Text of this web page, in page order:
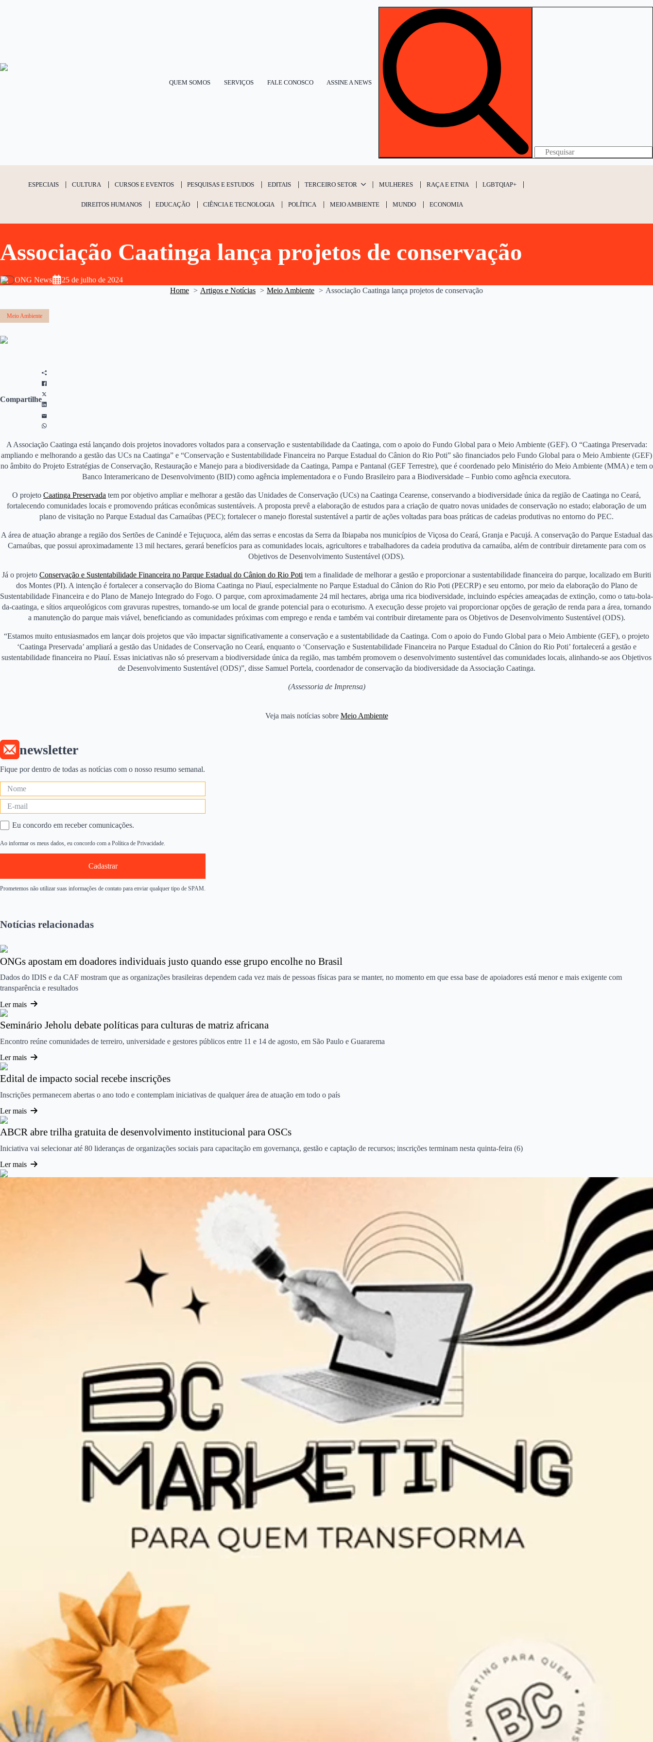
QUEM SOMOS SERVIÇOS FALE CONOSCO ASSINE A NEWS
ESPECIAIS CULTURA CURSOS E EVENTOS PESQUISAS E ESTUDOS EDITAIS TERCEIRO SETOR MULHERES RAÇA E ETNIA LGBTQIAP+
DIREITOS HUMANOS EDUCAÇÃO CIÊNCIA E TECNOLOGIA POLÍTICA MEIO AMBIENTE MUNDO ECONOMIA
Associação Caatinga lança projetos de conservação
ONG News
25 de julho de 2024
Home
Artigos e Notícias Meio Ambiente Associação Caatinga lança projetos de conservação
Meio Ambiente
Compartilhe
A Associação Caatinga está lançando dois projetos inovadores voltados para a conservação e sustentabilidade da Caatinga, com o apoio do Fundo Global para o Meio Ambiente (GEF). O “Caatinga Preservada:
ampliando e melhorando a gestão das UCs na Caatinga” e “Conservação e Sustentabilidade Financeira no Parque Estadual do Cânion do Rio Poti” são financiados pelo Fundo Global para o Meio Ambiente (GEF)
no âmbito do Projeto Estratégias de Conservação, Restauração e Manejo para a biodiversidade da Caatinga, Pampa e Pantanal (GEF Terrestre), que é coordenado pelo Ministério do Meio Ambiente (MMA) e tem o
Banco Interamericano de Desenvolvimento (BID) como agência implementadora e o Fundo Brasileiro para a Biodiversidade – Funbio como agência executora.
O projeto Caatinga Preservada tem por objetivo ampliar e melhorar a gestão das Unidades de Conservação (UCs) na Caatinga Cearense, conservando a biodiversidade única da região de Caatinga no Ceará,
fortalecendo comunidades locais e promovendo práticas econômicas sustentáveis. A proposta prevê a elaboração de estudos para a criação de quatro novas unidades de conservação no estado; elaboração de um
plano de visitação no Parque Estadual das Carnaúbas (PEC); fortalecer o manejo florestal sustentável a partir de ações voltadas para boas práticas de cadeias produtivas no entorno do PEC.
A área de atuação abrange a região dos Sertões de Canindé e Tejuçuoca, além das serras e encostas da Serra da Ibiapaba nos municípios de Viçosa do Ceará, Granja e Pacujá. A conservação do Parque Estadual das
Carnaúbas, que possui aproximadamente 13 mil hectares, gerará benefícios para as comunidades locais, agricultores e trabalhadores da cadeia produtiva da carnaúba, além de contribuir diretamente para com os
Objetivos de Desenvolvimento Sustentável (ODS).
Já o projeto Conservação e Sustentabilidade Financeira no Parque Estadual do Cânion do Rio Poti tem a finalidade de melhorar a gestão e proporcionar a sustentabilidade financeira do parque, localizado em Buriti
dos Montes (PI). A intenção é fortalecer a conservação do Bioma Caatinga no Piauí, especialmente no Parque Estadual do Cânion do Rio Poti (PECRP) e seu entorno, por meio da elaboração do Plano de
Sustentabilidade Financeira e do Plano de Manejo Integrado do Fogo. O parque, com aproximadamente 24 mil hectares, abriga uma rica biodiversidade, incluindo espécies ameaçadas de extinção, como o tatu-bola-
da-caatinga, e sítios arqueológicos com gravuras rupestres, tornando-se um local de grande potencial para o ecoturismo. A execução desse projeto vai proporcionar opções de geração de renda para a área, tornando
a manutenção do parque mais viável, beneficiando as comunidades próximas com emprego e renda e também vai contribuir diretamente para os Objetivos de Desenvolvimento Sustentável (ODS).
“Estamos muito entusiasmados em lançar dois projetos que vão impactar significativamente a conservação e a sustentabilidade da Caatinga. Com o apoio do Fundo Global para o Meio Ambiente (GEF), o projeto
‘Caatinga Preservada’ ampliará a gestão das Unidades de Conservação no Ceará, enquanto o ‘Conservação e Sustentabilidade Financeira no Parque Estadual do Cânion do Rio Poti’ fortalecerá a gestão e
sustentabilidade financeira no Piauí. Essas iniciativas não só preservam a biodiversidade única da região, mas também promovem o desenvolvimento sustentável das comunidades locais, alinhando-se aos Objetivos
de Desenvolvimento Sustentável (ODS)”, disse Samuel Portela, coordenador de conservação da biodiversidade da Associação Caatinga.
(Assessoria de Imprensa)
Veja mais notícias sobre Meio Ambiente
newsletter
Fique por dentro de todas as notícias com o nosso resumo semanal.
Eu concordo em receber comunicações.
Ao informar os meus dados, eu concordo com a Política de Privacidade.
Cadastrar
Prometemos não utilizar suas informações de contato para enviar qualquer tipo de SPAM.
Notícias relacionadas
ONGs apostam em doadores individuais justo quando esse grupo encolhe no Brasil
Dados do IDIS e da CAF mostram que as organizações brasileiras dependem cada vez mais de pessoas físicas para se manter, no momento em que essa base de apoiadores está menor e mais exigente com
transparência e resultados
Ler mais
Seminário Jeholu debate políticas para culturas de matriz africana
Encontro reúne comunidades de terreiro, universidade e gestores públicos entre 11 e 14 de agosto, em São Paulo e Guararema
Ler mais
Edital de impacto social recebe inscrições
Inscrições permanecem abertas o ano todo e contemplam iniciativas de qualquer área de atuação em todo o país
Ler mais
ABCR abre trilha gratuita de desenvolvimento institucional para OSCs
Iniciativa vai selecionar até 80 lideranças de organizações sociais para capacitação em governança, gestão e captação de recursos; inscrições terminam nesta quinta-feira (6)
Ler mais